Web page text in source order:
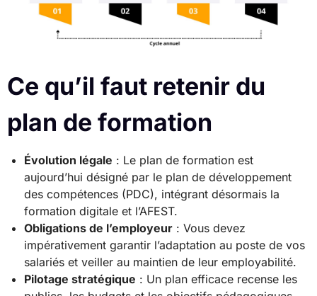
Ce qu’il faut retenir du
plan de formation
Évolution légale : Le plan de formation est
aujourd’hui désigné par le plan de développement
des compétences (PDC), intégrant désormais la
formation digitale et l’AFEST.
Obligations de l’employeur : Vous devez
impérativement garantir l’adaptation au poste de vos
salariés et veiller au maintien de leur employabilité.
Pilotage stratégique : Un plan efficace recense les